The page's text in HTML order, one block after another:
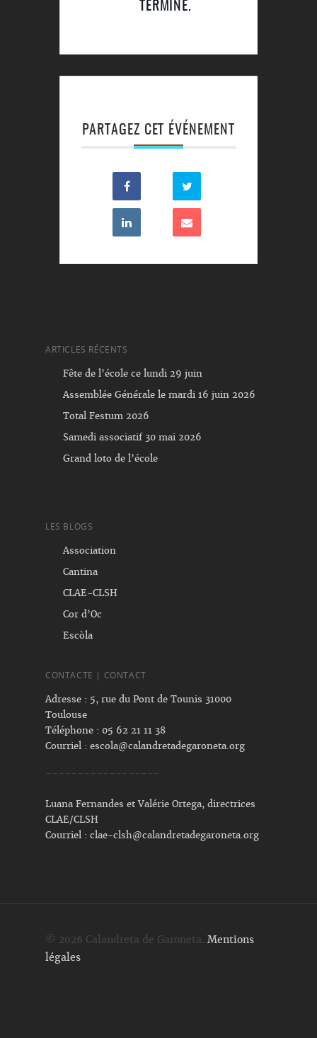
TERMINÉ.
PARTAGEZ CET ÉVÉNEMENT
ARTICLES RÉCENTS
Fête de l’école ce lundi 29 juin
Assemblée Générale le mardi 16 juin 2026
Total Festum 2026
Samedi associatif 30 mai 2026
Grand loto de l’école
LES BLOGS
Association
Cantina
CLAE-CLSH
Cor d’Oc
Escòla
CONTACTE | CONTACT
Adresse : 5, rue du Pont de Tounis 31000
Toulouse
Téléphone : 05 62 21 11 38
Courriel : escola@calandretadegaroneta.org
------------------
Luana Fernandes et Valérie Ortega, directrices
CLAE/CLSH
Courriel : clae-clsh@calandretadegaroneta.org
© 2026 Calandreta de Garoneta. Mentions
légales